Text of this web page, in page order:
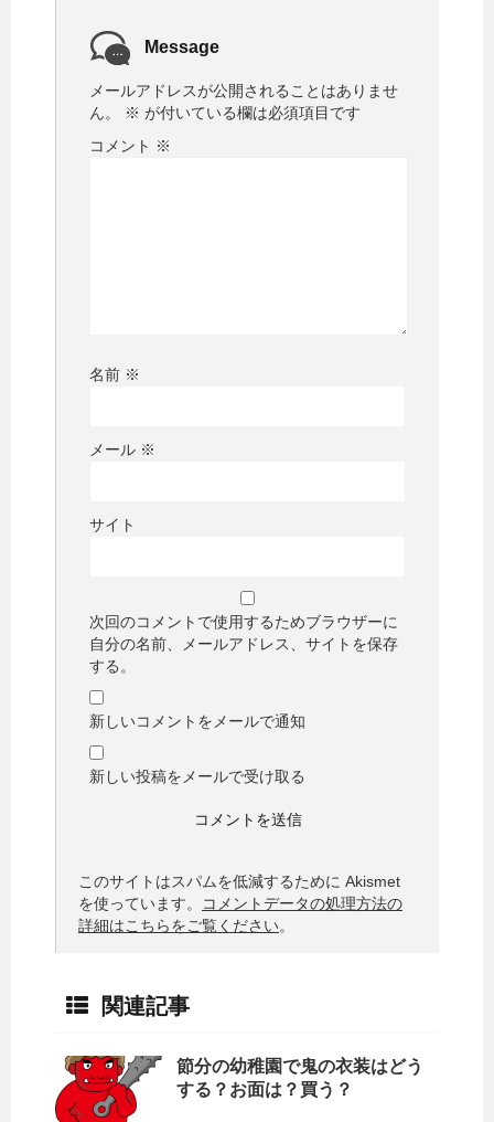
Message
メールアドレスが公開されることはありませ
ん。
※ が付いている欄は必須項目です
コメント ※
名前 ※
メール ※
サイト
次回のコメントで使用するためブラウザーに
自分の名前、メールアドレス、サイトを保存
する。
新しいコメントをメールで通知
新しい投稿をメールで受け取る
このサイトはスパムを低減するために Akismet
を使っています。
コメントデータの処理方法の
詳細はこちらをご覧ください。
関連記事
節分の幼稚園で鬼の衣装はどう
する？お面は？買う？